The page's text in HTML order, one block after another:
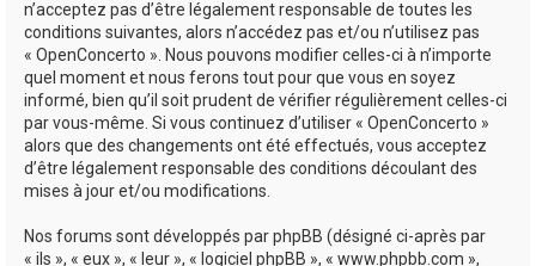
n’acceptez pas d’être légalement responsable de toutes les
conditions suivantes, alors n’accédez pas et/ou n’utilisez pas
« OpenConcerto ». Nous pouvons modifier celles-ci à n’importe
quel moment et nous ferons tout pour que vous en soyez
informé, bien qu’il soit prudent de vérifier régulièrement celles-ci
par vous-même. Si vous continuez d’utiliser « OpenConcerto »
alors que des changements ont été effectués, vous acceptez
d’être légalement responsable des conditions découlant des
mises à jour et/ou modifications.
Nos forums sont développés par phpBB (désigné ci-après par
« ils », « eux », « leur », « logiciel phpBB », « www.phpbb.com »,